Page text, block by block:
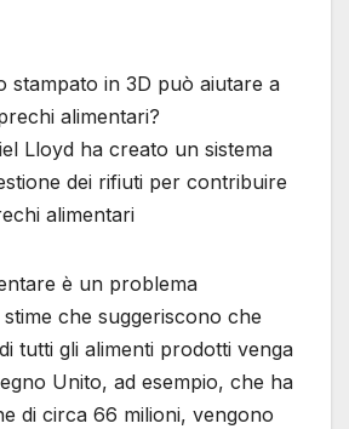
stampato in 3D può aiutare a
alimentari?
Lloyd ha creato un sistema
dei rifiuti per contribuire
alimentari
è un problema
che suggeriscono che
tutti gli alimenti prodotti venga
Unito, ad esempio, che ha
di circa 66 milioni, vengono